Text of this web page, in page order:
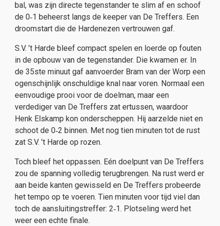
bal, was zijn directe tegenstander te slim af en schoof
de 0‑1 beheerst langs de keeper van De Treffers. Een
droomstart die de Hardenezen vertrouwen gaf.
S.V. ’t Harde bleef compact spelen en loerde op fouten
in de opbouw van de tegenstander. Die kwamen er. In
de 35ste minuut gaf aanvoerder Bram van der Worp een
ogenschijnlijk onschuldige knal naar voren. Normaal een
eenvoudige prooi voor de doelman, maar een
verdediger van De Treffers zat ertussen, waardoor
Henk Elskamp kon onderscheppen. Hij aarzelde niet en
schoot de 0‑2 binnen. Met nog tien minuten tot de rust
zat S.V. ’t Harde op rozen.
Toch bleef het oppassen. Eén doelpunt van De Treffers
zou de spanning volledig terugbrengen. Na rust werd er
aan beide kanten gewisseld en De Treffers probeerde
het tempo op te voeren. Tien minuten voor tijd viel dan
toch de aansluitingstreffer: 2‑1. Plotseling werd het
weer een echte finale.